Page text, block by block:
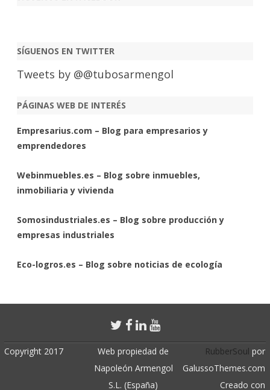
SÍGUENOS EN TWITTER
Tweets by @@tubosarmengol
PÁGINAS WEB DE INTERÉS
Empresarius.com – Blog para empresarios y
emprendedores
Webinmuebles.es – Blog sobre inmuebles,
inmobiliaria y vivienda
Somosindustriales.es – Blog sobre producción y
empresas industriales
Eco-logros.es – Blog sobre noticias de ecología
Copyright 2017
Web propiedad de
Napoleón Armengol
S.L. (España)
RubberSoul por
GalussoThemes.com
Creado con